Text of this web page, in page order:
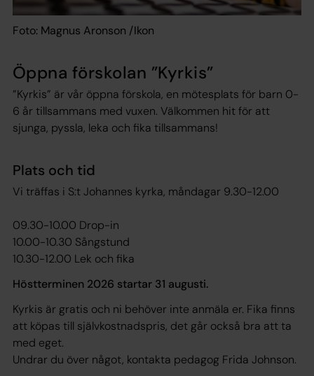
Foto: Magnus Aronson /Ikon
Öppna förskolan ”Kyrkis”
”Kyrkis” är vår öppna förskola, en mötesplats för barn 0-
6 år tillsammans med vuxen. Välkommen hit för att
sjunga, pyssla, leka och fika tillsammans!
Plats och tid
Vi träffas i S:t Johannes kyrka, måndagar 9.30-12.00
09.30-10.00 Drop-in
10.00-10.30 Sångstund
10.30-12.00 Lek och fika
Höstterminen 2026 startar 31 augusti.
Kyrkis är gratis och ni behöver inte anmäla er. Fika finns
att köpas till självkostnadspris, det går också bra att ta
med eget.
Undrar du över något, kontakta pedagog Frida Johnson.